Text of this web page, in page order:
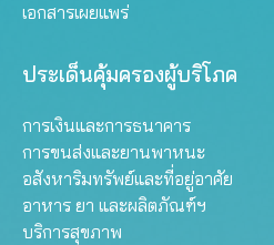
เอกสารเผยแพร่
ประเด็นคุ้มครองผู้บริโภค
การเงินและการธนาคาร
การขนส่งและยานพาหนะ
อสังหาริมทรัพย์และที่อยู่อาศัย
อาหาร ยา และผลิตภัณฑ์ฯ
บริการสุขภาพ